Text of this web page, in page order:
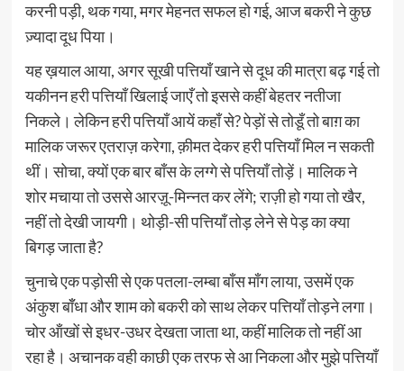
करनी पड़ी, थक गया, मगर मेहनत सफल हो गई, आज बकरी ने कुछ
ज़्यादा दूध पिया।
यह ख़याल आया, अगर सूखी पत्तियाँ खाने से दूध की मात्रा बढ़ गई तो
यकीनन हरी पत्तियाँ खिलाई जाएँ तो इससे कहीं बेहतर नतीजा
निकले। लेकिन हरी पत्तियाँ आयें कहाँ से? पेड़ों से तोडूँ तो बाग़ का
मालिक जरूर एतराज़ करेगा, क़ीमत देकर हरी पत्तियाँ मिल न सकती
थीं। सोचा, क्यों एक बार बाँस के लग्गे से पत्तियाँ तोड़ें। मालिक ने
शोर मचाया तो उससे आरज़ू-मिन्नत कर लेंगे; राज़ी हो गया तो खैर,
नहीं तो देखी जायगी। थोड़ी-सी पत्तियाँ तोड़ लेने से पेड़ का क्या
बिगड़ जाता है?
चुनाचे एक पड़ोसी से एक पतला-लम्बा बाँस माँग लाया, उसमें एक
अंकुश बॉँधा और शाम को बकरी को साथ लेकर पत्तियाँ तोड़ने लगा।
चोर ऑंखों से इधर-उधर देखता जाता था, कहीं मालिक तो नहीं आ
रहा है। अचानक वही काछी एक तरफ से आ निकला और मुझे पत्तियाँ